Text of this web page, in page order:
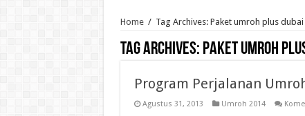
Home / Tag Archives: Paket umroh plus dubai
Tag Archives: Paket umroh
Program Perjalanan
Agustus 31, 2013 Umroh 2014